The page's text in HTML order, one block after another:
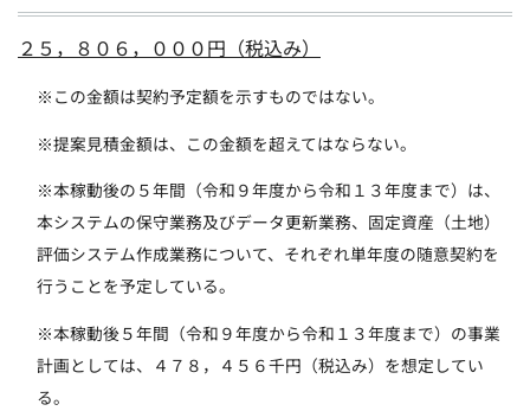
２５，８０６，０００円（税込み）
※この金額は契約予定額を示すものではない。
※提案見積金額は、この金額を超えてはならない。
※本稼動後の５年間（令和９年度から令和１３年度まで）は、
本システムの保守業務及びデータ更新業務、固定資産（土地）
評価システム作成業務について、それぞれ単年度の随意契約を
行うことを予定している。
※本稼動後５年間（令和９年度から令和１３年度まで）の事業
計画としては、４７８，４５６千円（税込み）を想定してい
る。